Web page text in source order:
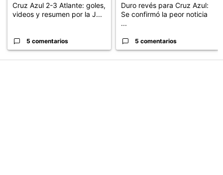
PUBLICIDAD
Cruz Azul 2-3 Atlante: goles,
videos y resumen por la J...
5 comentarios
Duro revés para Cruz Azul:
Se confirmó la peor noticia
...
5 comentarios